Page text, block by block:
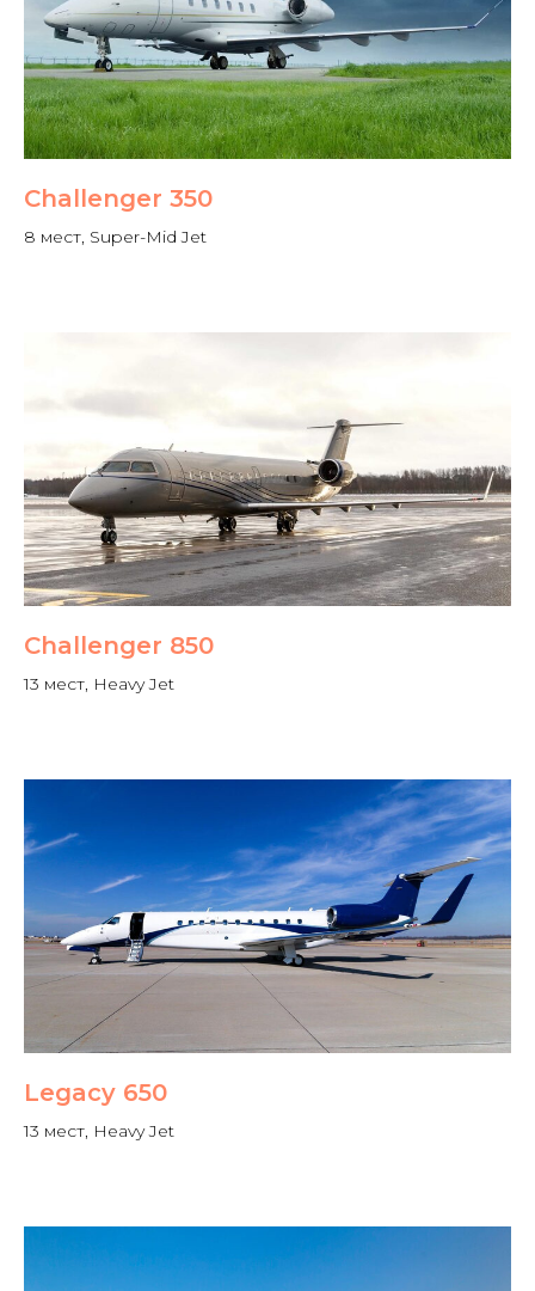
Challenger 350
8 мест, Super-Mid Jet
Challenger 850
13 мест, Heavy Jet
Legacy 650
13 мест, Heavy Jet